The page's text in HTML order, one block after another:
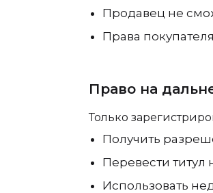
Продавец не
Права
Право на
Только
Получить
Перевести титул
Использовать